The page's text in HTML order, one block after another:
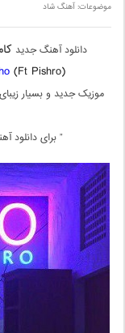
موضوعات:آهنگ شاد
دانلود آهنگ جدید
(Ft Pishro)
موزیک جدید و بسیار زیبای
” برای دانلود